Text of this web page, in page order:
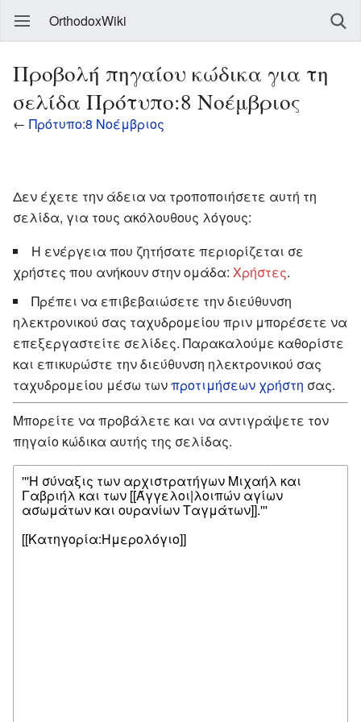
OrthodoxWiki
Προβολή πηγαίου κώδικα για τη
σελίδα Πρότυπο:8 Νοέμβριος
← Πρότυπο:8 Νοέμβριος
Δεν έχετε την άδεια να τροποποιήσετε αυτή τη
σελίδα, για τους ακόλουθους λόγους:
Η ενέργεια που ζητήσατε περιορίζεται σε
χρήστες που ανήκουν στην ομάδα: Χρήστες.
Πρέπει να επιβεβαιώσετε την διεύθυνση
ηλεκτρονικού σας ταχυδρομείου πριν μπορέσετε να
επεξεργαστείτε σελίδες. Παρακαλούμε καθορίστε
και επικυρώστε την διεύθυνση ηλεκτρονικού σας
ταχυδρομείου μέσω τωνπροτιμήσεων χρήστη σας.
Μπορείτε να προβάλετε και να αντιγράψετε τον
πηγαίο κώδικα αυτής της σελίδας.